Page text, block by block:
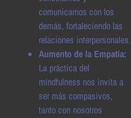
comunicarnos con los
demás, fortaleciendo las
relaciones interpersonales.
Aumento de la Empatía:
La práctica del
mindfulness nos invita a
ser más compasivos,
tanto con nosotros